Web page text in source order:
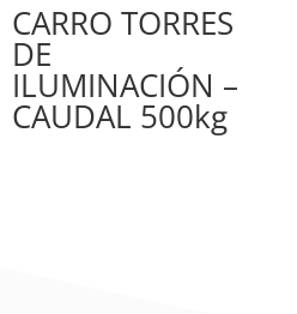
CARRO TORRES
DE
ILUMINACIÓN –
CAUDAL 500kg